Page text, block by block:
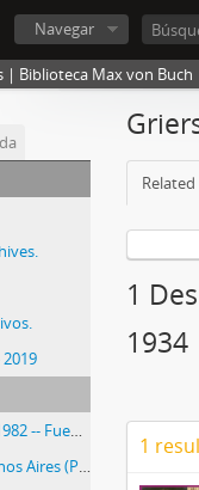
Navegar
| Biblioteca Max von Buch
Guerra de las Islas Malvinas, 1982 -- Fuentes.
Haciendas -- Argentina -- Buenos Aires (Provincia) -- Fotografías.
1
1934
1